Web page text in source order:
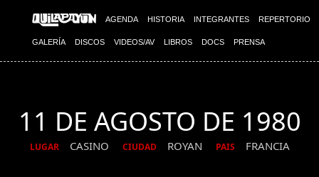
AGENDA HISTORIA INTEGRANTES REPERTORIO
GALERÍA DISCOS VIDEOS/AV LIBROS DOCS PRENSA
11 DE AGOSTO DE 1980
LUGAR CASINO CIUDAD ROYAN PAIS FRANCIA